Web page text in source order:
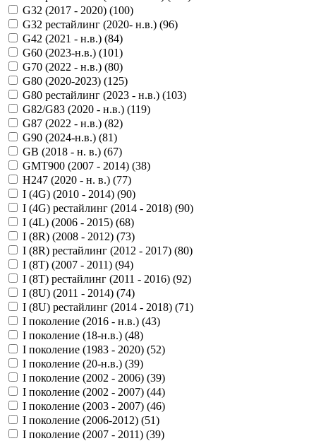
G32 (2017 - 2020) (100)
G32 рестайлинг (2020- н.в.) (96)
G42 (2021 - н.в.) (84)
G60 (2023-н.в.) (101)
G70 (2022 - н.в.) (80)
G80 (2020-2023) (125)
G80 рестайлинг (2023 - н.в.) (103)
G82/G83 (2020 - н.в.) (119)
G87 (2022 - н.в.) (82)
G90 (2024-н.в.) (81)
GB (2018 - н. в.) (67)
GMT900 (2007 - 2014) (38)
H247 (2020 - н. в.) (77)
I (4G) (2010 - 2014) (90)
I (4G) рестайлинг (2014 - 2018) (90)
I (4L) (2006 - 2015) (68)
I (8R) (2008 - 2012) (73)
I (8R) рестайлинг (2012 - 2017) (80)
I (8T) (2007 - 2011) (94)
I (8T) рестайлинг (2011 - 2016) (92)
I (8U) (2011 - 2014) (74)
I (8U) рестайлинг (2014 - 2018) (71)
I поколение (2016 - н.в.) (43)
I поколение (18-н.в.) (48)
I поколение (1983 - 2020) (52)
I поколение (20-н.в.) (39)
I поколение (2002 - 2006) (39)
I поколение (2002 - 2007) (44)
I поколение (2003 - 2007) (46)
I поколение (2006-2012) (51)
I поколение (2007 - 2011) (39)